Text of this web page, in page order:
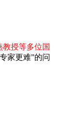
授等多位国
家更难”的问